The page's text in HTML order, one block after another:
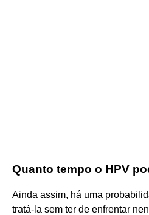
Quanto tempo o HPV
Ainda assim, há uma
tratá-la sem ter de enfrentar